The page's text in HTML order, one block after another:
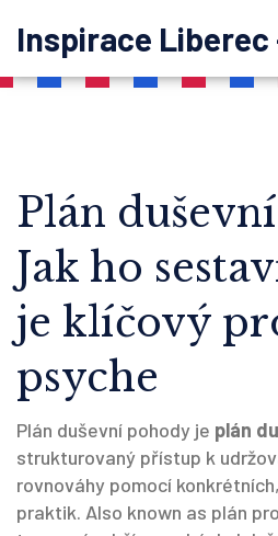
Plán
Jak ho
je klíčový
psyche
Plán duševní pohody je plán
strukturovaný přístup k
rovnováhy pomocí
praktik. Also known as plán